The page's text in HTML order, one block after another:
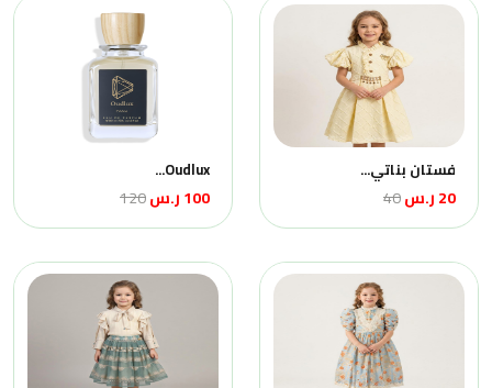
فستان بناتي...
20 ر.س 40
Oudlux...
100 ر.س 120